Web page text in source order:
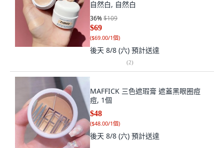
自然白, 自然白
36%$109
$69
($69.00/1個)
後天 8/8 (六) 預計送達
(2)
MAFFICK 三色遮瑕膏 遮蓋黑眼圈痘
痘, 1個
$48
($48.00/1個)
後天 8/8 (六) 預計送達